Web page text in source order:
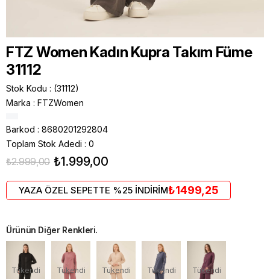
FTZ Women Kadın Kupra Takım Füme
31112
Stok Kodu
(31112)
Marka : FTZWomen
Barkod : 8680201292804
Toplam Stok Adedi : 0
₺2.999,00 ₺1.999,00
YAZA ÖZEL SEPETTE %25 İNDİRİM₺1499,25
Ürünün Diğer Renkleri.
Tükendi Tükendi Tükendi Tükendi Tükendi